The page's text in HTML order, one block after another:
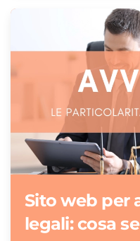
Sito web per
legali: cosa